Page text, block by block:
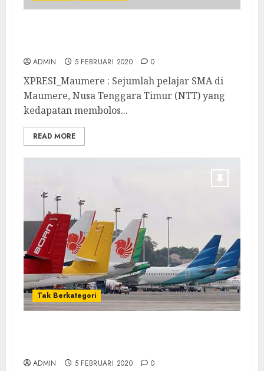
ADMIN 5 FEBRUARI 2020 0
XPRESI_Maumere : Sejumlah pelajar SMA di
Maumere, Nusa Tenggara Timur (NTT) yang
kedapatan membolos...
READ MORE
Tak Berkategori
ADMIN 5 FEBRUARI 2020 0